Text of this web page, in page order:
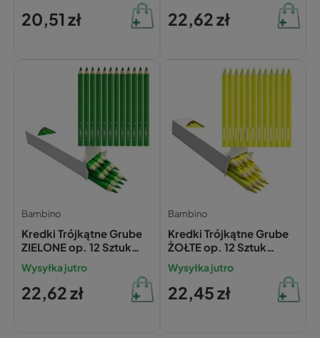
20,51 zł 22,62 zł
Bambino
Kredki Trójkątne Grube
ZIELONE op. 12 Sztuk
Bambino
Wysyłka jutro
22,62 zł
Bambino
Kredki Trójkątne Grube
ŻOŁTE op. 12 Sztuk
Bambino
Wysyłka jutro
22,45 zł